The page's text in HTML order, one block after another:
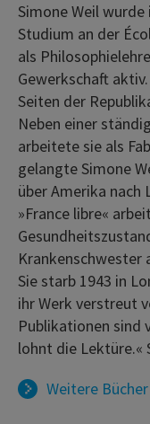
Simone Weil
Studium an der
als
Gewerkschaft
Seiten der
Neben einer
arbeitete sie als
gelangte Simone
über Amerika nach
»France libre«
Krankenschwester
Sie starb 1943 in
ihr Werk verstreut
Publikationen sind
lohnt die Lektüre.«
Weitere